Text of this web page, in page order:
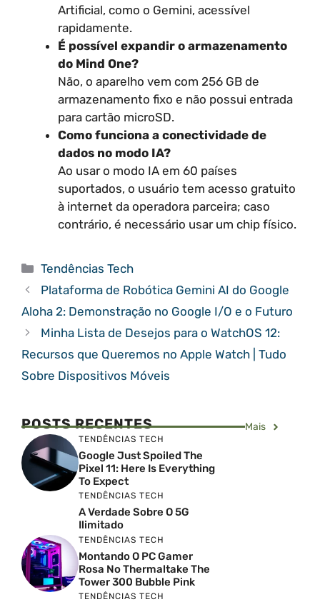
Artificial, como o Gemini, acessível
rapidamente.
É possível expandir o armazenamento
do Mind One?
Não, o aparelho vem com 256 GB de
armazenamento fixo e não possui entrada
para cartão microSD.
Como funciona a conectividade de
dados no modo IA?
Ao usar o modo IA em 60 países
suportados, o usuário tem acesso gratuito
à internet da operadora parceira; caso
contrário, é necessário usar um chip físico.
Categorias
Tendências Tech
Plataforma de Robótica Gemini AI do Google
Aloha 2: Demonstração no Google I/O e o Futuro
Minha Lista de Desejos para o WatchOS 12:
Recursos que Queremos no Apple Watch | Tudo
Sobre Dispositivos Móveis
POSTS RECENTES Mais
TENDÊNCIAS TECH
Google Just Spoiled The
Pixel 11: Here Is Everything
To Expect
TENDÊNCIAS TECH
A Verdade Sobre O 5G
Ilimitado
TENDÊNCIAS TECH
Montando O PC Gamer
Rosa No Thermaltake The
Tower 300 Bubble Pink
TENDÊNCIAS TECH